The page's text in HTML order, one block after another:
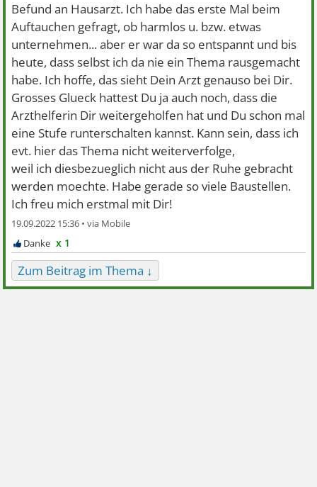
Befund an Hausarzt. Ich habe das erste Mal beim
Auftauchen gefragt, ob harmlos u. bzw. etwas
unternehmen... aber er war da so entspannt und bis
heute, dass selbst ich da nie ein Thema rausgemacht
habe. Ich hoffe, das sieht Dein Arzt genauso bei Dir.
Grosses Glueck hattest Du ja auch noch, dass die
Arzthelferin Dir weitergeholfen hat und Du schon mal
eine Stufe runterschalten kannst. Kann sein, dass ich
evt. hier das Thema nicht weiterverfolge,
weil ich diesbezueglich nicht aus der Ruhe gebracht
werden moechte. Habe gerade so viele Baustellen.
Ich freu mich erstmal mit Dir!
19.09.2022 15:36 •
x 1
Zum Beitrag im Thema ↓